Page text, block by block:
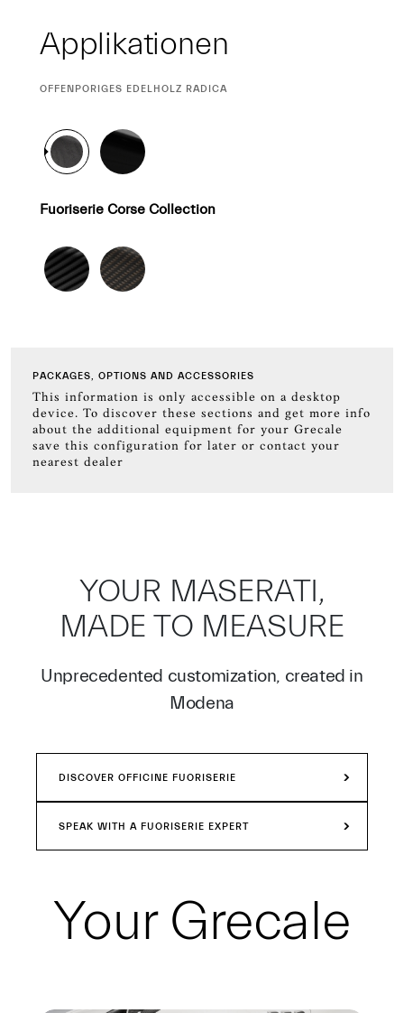
Applikationen
CURRENT
OFFENPORIGES EDELHOLZ RADICA
Fuoriserie Corse Collection
PACKAGES, OPTIONS AND ACCESSORIES
This information is only accessible on a desktop
device. To discover these sections and get more info
about the additional equipment for your Grecale
save this configuration for later or contact your
nearest dealer
YOUR MASERATI,
MADE TO MEASURE
Unprecedented customization, created in
Modena
DISCOVER OFFICINE FUORISERIE
SPEAK WITH A FUORISERIE EXPERT
Your Grecale